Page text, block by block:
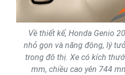
Về thiết kế, Honda Genio
nhỏ gọn và năng động, lý
trong đô thị. Xe có kích
mm, chiều cao yên 744